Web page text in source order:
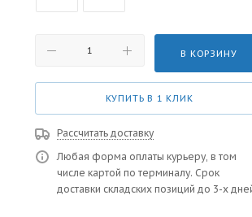
В КОРЗИНУ
КУПИТЬ В 1 КЛИК
Рассчитать доставку
Любая форма оплаты курьеру, в том
числе картой по терминалу. Срок
доставки складских позиций до 3-х